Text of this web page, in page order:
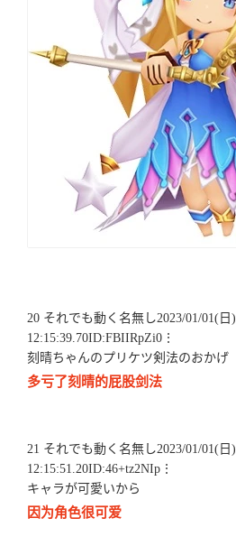
20 それでも動く名無し2023/01/01(日)
12:15:39.70ID:FBIIRpZi0⋮
刻晴ちゃんのプリケツ剣法のおかげ
多亏了刻晴的屁股剑法
21 それでも動く名無し2023/01/01(日)
12:15:51.20ID:46+tz2NIp⋮
キャラが可愛いから
因为角色很可爱